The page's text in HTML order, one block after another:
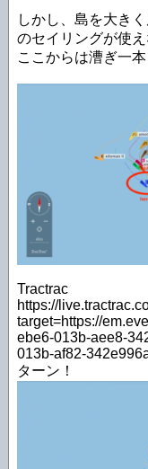
しかし、島を大き
のセイリングが使え
ここからは漕ぎ一
Tractrac
https://
target=https://
ebe6-013b-aee8-
013b-af82-
ターン！